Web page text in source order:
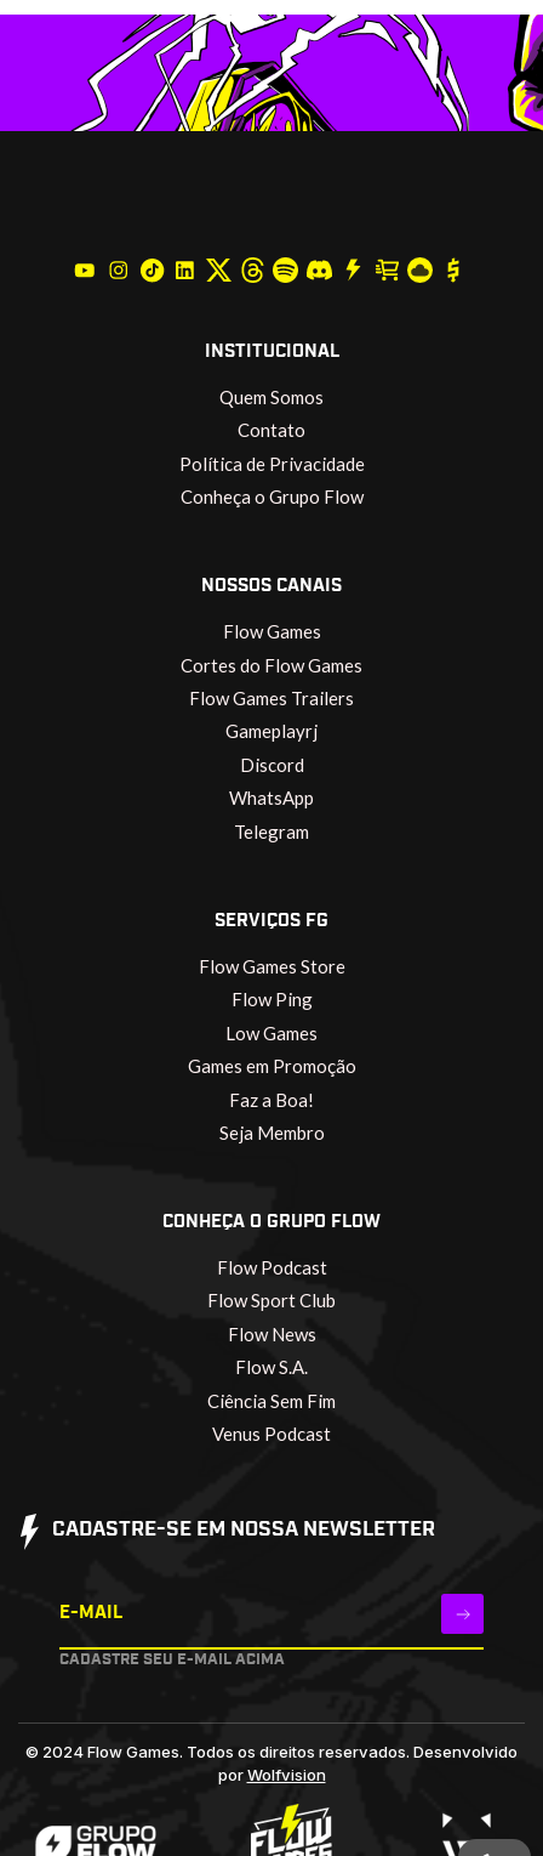
INSTITUCIONAL
Quem Somos
Contato
Política de Privacidade
Conheça o Grupo Flow
NOSSOS CANAIS
Flow Games
Cortes do Flow Games
Flow Games Trailers
Gameplayrj
Discord
WhatsApp
Telegram
SERVIÇOS FG
Flow Games Store
Flow Ping
Low Games
Games em Promoção
Faz a Boa!
Seja Membro
CONHEÇA O GRUPO FLOW
Flow Podcast
Flow Sport Club
Flow News
Flow S.A.
Ciência Sem Fim
Venus Podcast
CADASTRE-SE EM NOSSA NEWSLETTER
E-MAIL
CADASTRE SEU E-MAIL ACIMA
© 2024 Flow Games. Todos os direitos reservados. Desenvolvido
porWolfvision